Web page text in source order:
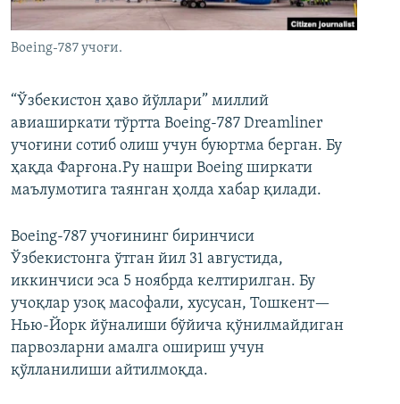
Boeing-787 учоғи.
“Ўзбекистон ҳаво йўллари” миллий
авиаширкати тўртта Boeing-787 Dreamliner
учоғини сотиб олиш учун буюртма берган. Бу
ҳақда Фарғона.Ру нашри Boeing ширкати
маълумотига таянган ҳолда хабар қилади.
Boeing-787 учоғининг биринчиси
Ўзбекистонга ўтган йил 31 августида,
иккинчиси эса 5 ноябрда келтирилган. Бу
учоқлар узоқ масофали, хусусан, Тошкент—
Нью-Йорк йўналиши бўйича қўнилмайдиган
парвозларни амалга ошириш учун
қўлланилиши айтилмоқда.